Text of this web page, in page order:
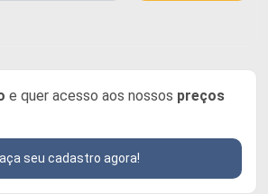
e quer acesso aos nossos preços
seu cadastro agora!